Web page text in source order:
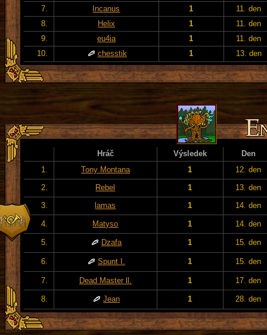
7. Incanus 1
11. den
8.
Helix 1
11. den
9.
eu4ia 1
11. den
10.
chesstik 1 13. den
Hráč Výsledek
Den
1.
Tony Montana 1
12. den
2.
Rebel 1
13. den
3.
lamas 1 14. den
4. Matyso 1 14. den
5. Dzafa 1 15. den
6. Spunt I. 1 15. den
7. Dead Master ll. 1 17. den
8. Jean 1 28. den